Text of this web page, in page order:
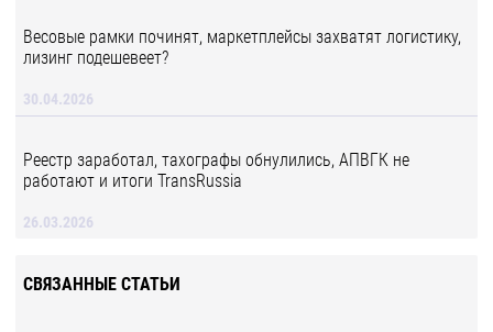
Весовые рамки починят, маркетплейсы захватят логистику,
лизинг подешевеет?
30.04.2026
Реестр заработал, тахографы обнулились, АПВГК не
работают и итоги TransRussia
26.03.2026
СВЯЗАННЫЕ СТАТЬИ